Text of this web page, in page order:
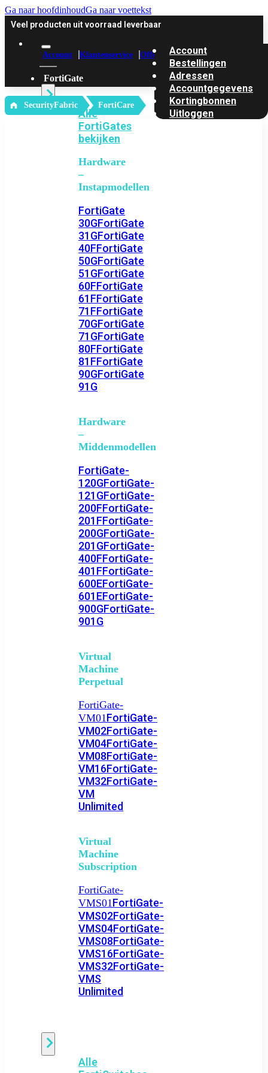
Ga naar hoofdinhoudGa naar voettekst
Veel producten uit voorraad leverbaar
Account Klantenservice Offerte
FortiGate
Alle
FortiGates
bekijken
Hardware
–
Instapmodellen
FortiGate
30GFortiGate
31GFortiGate
40FFortiGate
50GFortiGate
51GFortiGate
60FFortiGate
61FFortiGate
71FFortiGate
70GFortiGate
71GFortiGate
80FFortiGate
81FFortiGate
90GFortiGate
91G
Hardware
–
Middenmodellen
FortiGate-
120GFortiGate-
121GFortiGate-
200FFortiGate-
201FFortiGate-
200GFortiGate-
201GFortiGate-
400FFortiGate-
401FFortiGate-
600EFortiGate-
601EFortiGate-
900GFortiGate-
901G
Virtual
Machine
Perpetual
FortiGate-
VM01FortiGate-
VM02FortiGate-
VM04FortiGate-
VM08FortiGate-
VM16FortiGate-
VM32FortiGate-
VM
Unlimited
Virtual
Machine
Subscription
FortiGate-
VMS01FortiGate-
VMS02FortiGate-
VMS04FortiGate-
VMS08FortiGate-
VMS16FortiGate-
VMS32FortiGate-
VMS
Unlimited
Alle
Account
Bestellingen
Adressen
Accountgegevens
Kortingbonnen
Uitloggen
‎ SecurityFabric FortiCare